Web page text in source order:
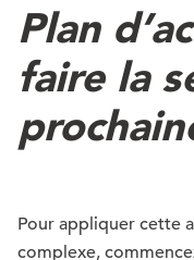
Plan
faire la
Pour appliquer cette
complexe,